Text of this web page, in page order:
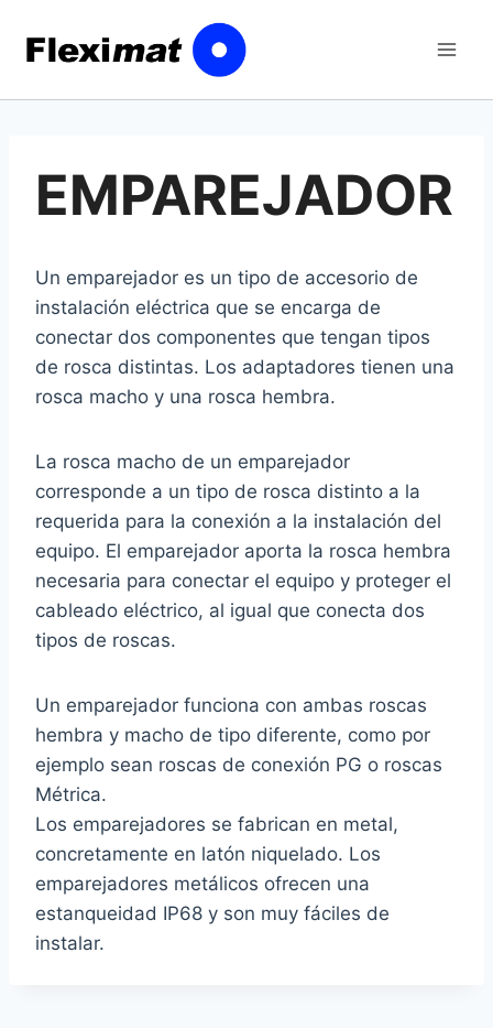
EMPAREJADOR
Un emparejador es un tipo de accesorio de
instalación eléctrica que se encarga de
conectar dos componentes que tengan tipos
de rosca distintas. Los adaptadores tienen una
rosca macho y una rosca hembra.
La rosca macho de un emparejador
corresponde a un tipo de rosca distinto a la
requerida para la conexión a la instalación del
equipo. El emparejador aporta la rosca hembra
necesaria para conectar el equipo y proteger el
cableado eléctrico, al igual que conecta dos
tipos de roscas.
Un emparejador funciona con ambas roscas
hembra y macho de tipo diferente, como por
ejemplo sean roscas de conexión PG o roscas
Métrica.
Los emparejadores se fabrican en metal,
concretamente en latón niquelado. Los
emparejadores metálicos ofrecen una
estanqueidad IP68 y son muy fáciles de
instalar.